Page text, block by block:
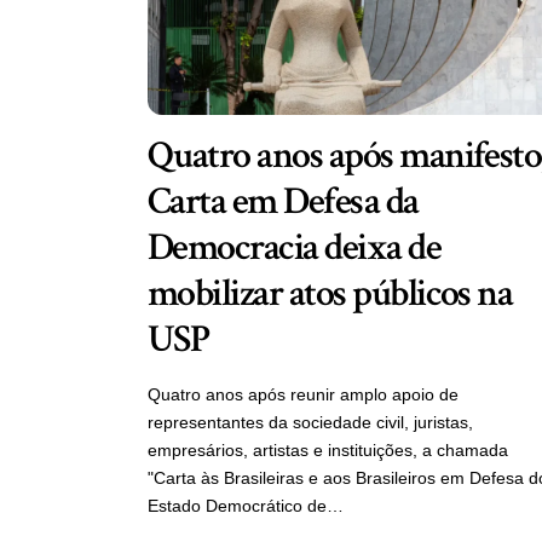
Quatro anos após
Carta em Defesa da
Democracia deixa de
mobilizar atos públicos na
USP
Quatro anos após reunir amplo apoio de
representantes da sociedade civil, juristas,
empresários, artistas e instituições, a chamada
"Carta às Brasileiras e aos Brasileiros em Defesa
Estado Democrático de…